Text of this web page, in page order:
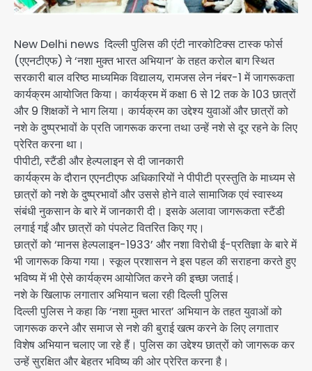
New Delhi news दिल्ली पुलिस की एंटी नारकोटिक्स टास्क फोर्स
(एएनटीएफ) ने ‘नशा मुक्त भारत अभियान’ के तहत करोल बाग स्थित
सरकारी बाल वरिष्ठ माध्यमिक विद्यालय, रामजस लेन नंबर-1 में जागरूकता
कार्यक्रम आयोजित किया। कार्यक्रम में कक्षा 6 से 12 तक के 103 छात्रों
और 9 शिक्षकों ने भाग लिया। कार्यक्रम का उद्देश्य युवाओं और छात्रों को
नशे के दुष्प्रभावों के प्रति जागरूक करना तथा उन्हें नशे से दूर रहने के लिए
प्रेरित करना था।
पीपीटी, स्टैंडी और हेल्पलाइन से दी जानकारी
कार्यक्रम के दौरान एएनटीएफ अधिकारियों ने पीपीटी प्रस्तुति के माध्यम से
छात्रों को नशे के दुष्प्रभावों और उससे होने वाले सामाजिक एवं स्वास्थ्य
संबंधी नुकसान के बारे में जानकारी दी। इसके अलावा जागरूकता स्टैंडी
लगाई गईं और छात्रों को पंपलेट वितरित किए गए।
छात्रों को ‘मानस हेल्पलाइन-1933’ और नशा विरोधी ई-प्रतिज्ञा के बारे में
भी जागरूक किया गया। स्कूल प्रशासन ने इस पहल की सराहना करते हुए
भविष्य में भी ऐसे कार्यक्रम आयोजित करने की इच्छा जताई।
नशे के खिलाफ लगातार अभियान चला रही दिल्ली पुलिस
दिल्ली पुलिस ने कहा कि ‘नशा मुक्त भारत’ अभियान के तहत युवाओं को
जागरूक करने और समाज से नशे की बुराई खत्म करने के लिए लगातार
विशेष अभियान चलाए जा रहे हैं। पुलिस का उद्देश्य छात्रों को जागरूक कर
उन्हें सुरक्षित और बेहतर भविष्य की ओर प्रेरित करना है।